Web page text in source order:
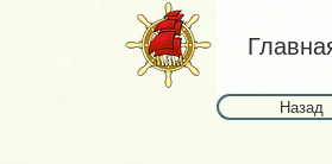
Назад